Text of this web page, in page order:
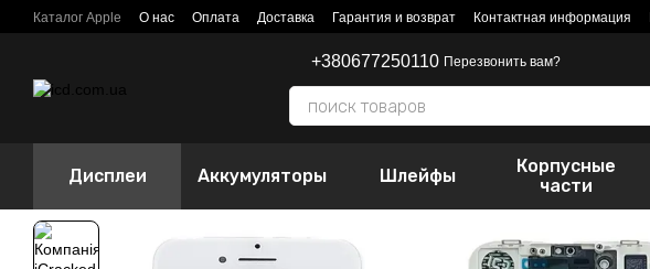
Перейти к основному контенту
Каталог Apple О нас Оплата Доставка Гарантия и возврат Контактная информация
+380677250110 Перезвонить вам?
Дисплеи Аккумуляторы Шлейфы
Корпусные
части